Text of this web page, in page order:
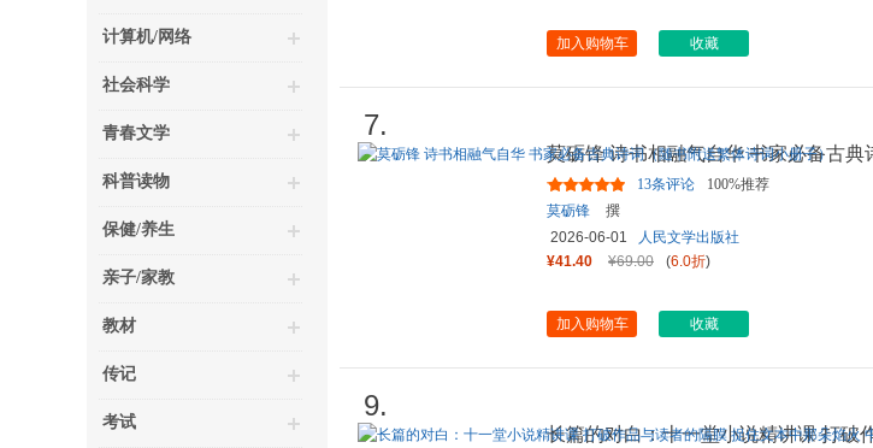
计算机/网络
社会科学
青春文学
科普读物
保健/养生
亲子/家教
教材
传记
考试
加入购物车 收藏
7.
莫砺锋 诗书相融气自华 书家必备古典
（随书附送繁体诗词小册...
13条评论
100%推荐
莫砺锋
撰
2026-06-01
人民文学出版社
¥41.40
¥69.00 (6.0折)
加入购物车 收藏
9.
长篇的对白：十一堂小说精讲课 打破